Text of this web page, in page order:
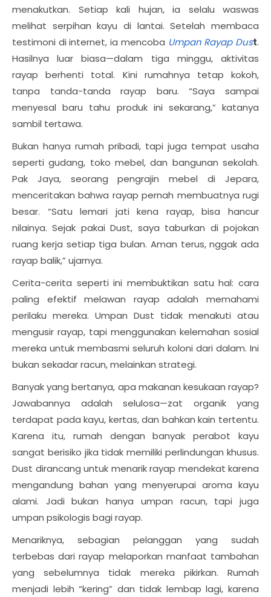
menakutkan. Setiap kali hujan, ia selalu waswas
melihat serpihan kayu di lantai. Setelah membaca
testimoni di internet, ia mencoba Umpan Rayap Dust.
Hasilnya luar biasa—dalam tiga minggu, aktivitas
rayap berhenti total. Kini rumahnya tetap kokoh,
tanpa tanda-tanda rayap baru. “Saya sampai
menyesal baru tahu produk ini sekarang,” katanya
sambil tertawa.
Bukan hanya rumah pribadi, tapi juga tempat usaha
seperti gudang, toko mebel, dan bangunan sekolah.
Pak Jaya, seorang pengrajin mebel di Jepara,
menceritakan bahwa rayap pernah membuatnya rugi
besar. “Satu lemari jati kena rayap, bisa hancur
nilainya. Sejak pakai Dust, saya taburkan di pojokan
ruang kerja setiap tiga bulan. Aman terus, nggak ada
rayap balik,” ujarnya.
Cerita-cerita seperti ini membuktikan satu hal: cara
paling efektif melawan rayap adalah memahami
perilaku mereka. Umpan Dust tidak menakuti atau
mengusir rayap, tapi menggunakan kelemahan sosial
mereka untuk membasmi seluruh koloni dari dalam. Ini
bukan sekadar racun, melainkan strategi.
Banyak yang bertanya, apa makanan kesukaan rayap?
Jawabannya adalah selulosa—zat organik yang
terdapat pada kayu, kertas, dan bahkan kain tertentu.
Karena itu, rumah dengan banyak perabot kayu
sangat berisiko jika tidak memiliki perlindungan khusus.
Dust dirancang untuk menarik rayap mendekat karena
mengandung bahan yang menyerupai aroma kayu
alami. Jadi bukan hanya umpan racun, tapi juga
umpan psikologis bagi rayap.
Menariknya, sebagian pelanggan yang sudah
terbebas dari rayap melaporkan manfaat tambahan
yang sebelumnya tidak mereka pikirkan. Rumah
menjadi lebih “kering” dan tidak lembap lagi, karena